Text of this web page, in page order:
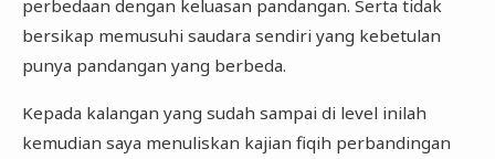
perbedaan dengan keluasan pandangan. Serta tidak
bersikap memusuhi saudara sendiri yang kebetulan
punya pandangan yang berbeda.
Kepada kalangan yang sudah sampai di level inilah
kemudian saya menuliskan kajian fiqih perbandingan